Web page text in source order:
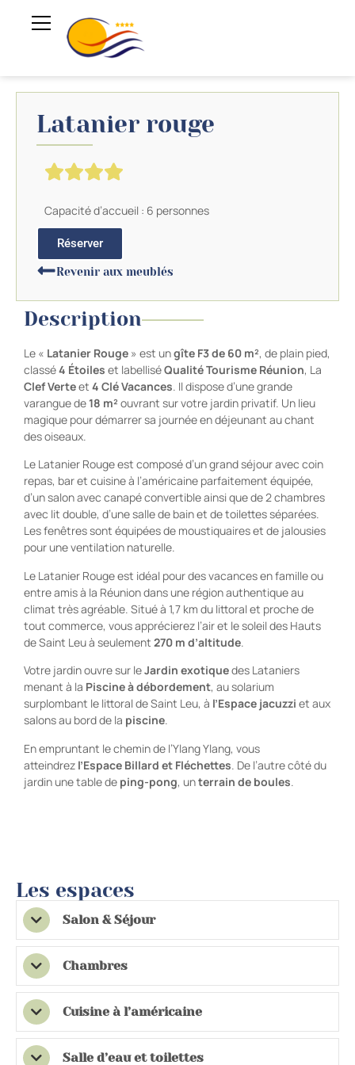
Latanier rouge
Capacité d’accueil : 6 personnes
Réserver
Revenir aux meublés
Description
Le « Latanier Rouge » est ungîte F3 de 60 m², de plain pied,
classé4 Étoiles et labelliséQualité Tourisme Réunion, La
Clef Verteet 4 Clé Vacances. Il dispose d’une grande
varangue de18 m² ouvrant sur votre jardin privatif. Un lieu
magique pour démarrer sa journée en déjeunant au chant
des oiseaux.
Le Latanier Rouge est composé d’un grand séjour avec coin
repas, bar et cuisine à l’américaine parfaitement équipée,
d’un salon avec canapé convertible ainsi que de 2 chambres
avec lit double, d’une salle de bain et de toilettes séparées.
Les fenêtres sont équipées de moustiquaires et de jalousies
pour une ventilation naturelle.
Le Latanier Rouge est idéal pour des vacances en famille ou
entre amis à la Réunion dans une région authentique au
climat très agréable. Situé à 1,7 km du littoral et proche de
tout commerce, vous apprécierez l’air et le soleil des Hauts
de Saint Leu à seulement 270 m d’altitude.
Votre jardin ouvre sur leJardin exotiquedes Lataniers
menant à la Piscine à débordement, au solarium
surplombant le littoral de Saint Leu, à l’Espace jacuzzi et aux
salons au bord de la piscine.
En empruntant le chemin de l’Ylang Ylang, vous
atteindrez l’Espace Billard et Fléchettes. De l’autre côté du
jardin une table de ping-pong, unterrain de boules.
Les espaces
Salon & Séjour
Le salon est indépendant, le séjour ouvre sur la varangue et
le jardin par une large baie vitrée et contient :
1 canapé.
1 table basse et un meuble télé avec télévision écran
plat de 80 cm, accès 10 chaînes TNT et un lecteur DVD
/ DivX
Chambres
Deux grandes chambres avec accès par le salon et par la
varangue avec chacune :
1 lit double 160 cm x 200 cm
1 grande armoire en bois exotique
Cuisine à l’américaine
Très bien équipée, la cuisine du gîte Latanier Rouge contient :
Salle d’eau et toilettes